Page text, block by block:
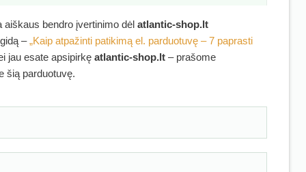
aiškaus bendro įvertinimo dėl atlantic-shop.lt
–„Kaip atpažinti patikimą el. parduotuvę – 7 paprasti
jau esate apsipirkę atlantic-shop.lt – prašome
šią parduotuvę.